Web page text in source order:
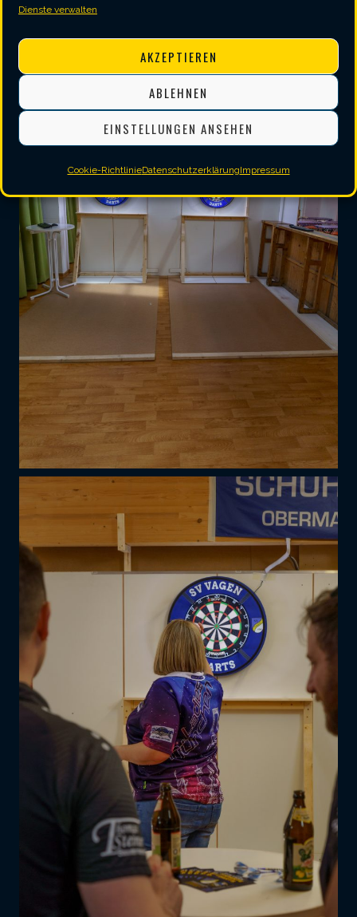
Dienste verwalten
AKZEPTIEREN
ABLEHNEN
EINSTELLUNGEN ANSEHEN
Cookie-RichtlinieDatenschutzerklärungImpressum